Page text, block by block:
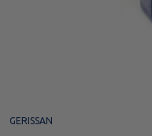
GERISSAN